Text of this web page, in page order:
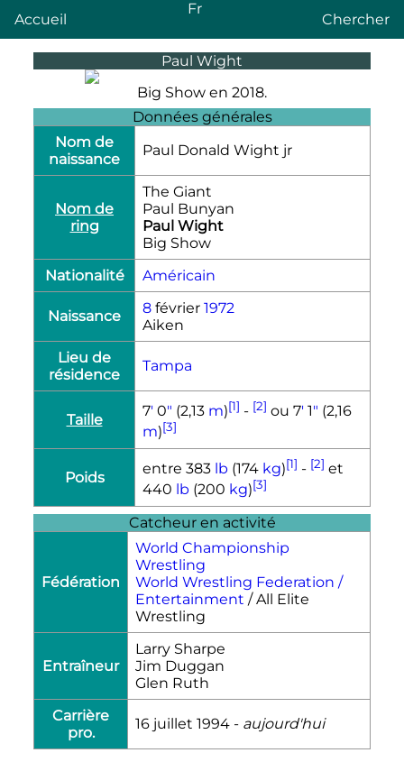
Accueil
Fr
Chercher
Paul Wight
Big Show en 2018.
Données générales
Nom de
naissance
Paul Donald Wight jr
Nom de
ring
The Giant
Paul Bunyan
Paul Wight
Big Show
Nationalité
Américain
Naissance 8 février 1972
Aiken
Lieu de
résidence
Tampa
Taille
7′ 0″ (2,13 m)[1] - [2] ou 7′ 1″ (2,16
m)[3]
Poids
entre 383 lb (174 kg)[1] - [2] et
440 lb (200 kg)[3]
Catcheur en activité
Fédération
World Championship
Wrestling
World Wrestling Federation /
Entertainment / All Elite
Wrestling
Entraîneur
Larry Sharpe
Jim Duggan
Glen Ruth
Carrière
pro.
16 juillet 1994 - aujourd'hui